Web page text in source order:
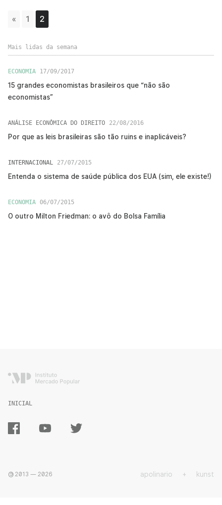
« 1 2
Mais lidas da semana
ECONOMIA 17/09/2017
15 grandes economistas brasileiros que “não são
economistas”
ANÁLISE ECONÔMICA DO DIREITO 22/08/2016
Por que as leis brasileiras são tão ruins e inaplicáveis?
INTERNACIONAL 27/07/2015
Entenda o sistema de saúde pública dos EUA (sim, ele existe!)
ECONOMIA 06/07/2015
O outro Milton Friedman: o avô do Bolsa Família
INICIAL
2013 — 2026 apolinario + kunst